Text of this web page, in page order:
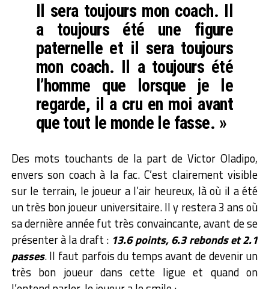
Il sera toujours mon coach. Il
a toujours été une figure
paternelle et il sera toujours
mon coach. Il a toujours été
l’homme que lorsque je le
regarde, il a cru en moi avant
que tout le monde le fasse. »
Des mots touchants de la part de Victor Oladipo,
envers son coach à la fac. C’est clairement visible
sur le terrain, le joueur a l’air heureux, là où il a été
un très bon joueur universitaire. Il y restera 3 ans où
sa dernière année fut très convaincante, avant de se
présenter à la draft : 13.6 points, 6.3 rebonds et 2.1
passes. Il faut parfois du temps avant de devenir un
très bon joueur dans cette ligue et quand on